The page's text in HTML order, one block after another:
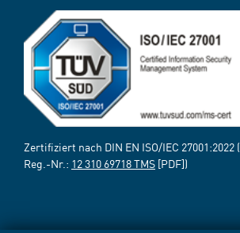
Zertifiziert nach DIN EN ISO/IEC 27001:2022
Reg.-Nr.: 12 310 69718 TMS [PDF])